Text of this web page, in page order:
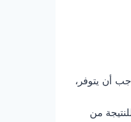
أن يتوفر،
من